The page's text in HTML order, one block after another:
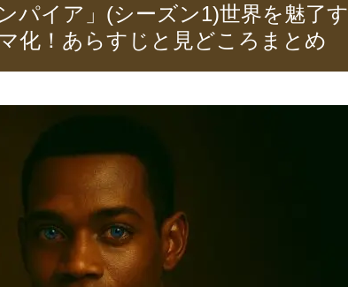
パイア」(シーズン1)世界を魅了す
化！あらすじと見どころまとめ